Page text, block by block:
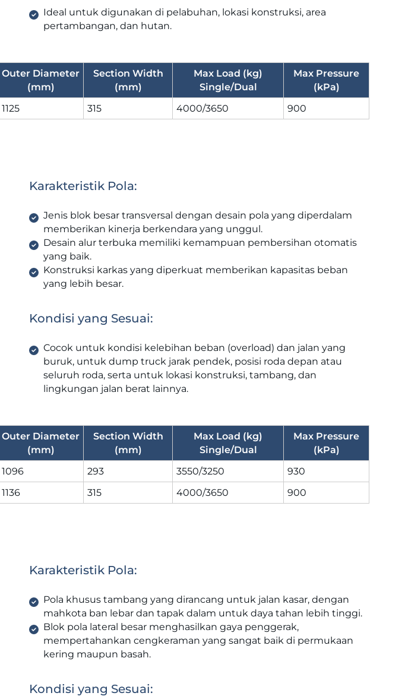
Ideal untuk digunakan di pelabuhan, lokasi konstruksi, area
pertambangan, dan hutan.
Outer Diameter
(mm)
Section Width
(mm)
Max Load (kg)
Single/Dual
Max Pressure
(kPa)
1125 315 4000/3650 900
Karakteristik Pola:
Jenis blok besar transversal dengan desain pola yang diperdalam
memberikan kinerja berkendara yang unggul.
Desain alur terbuka memiliki kemampuan pembersihan otomatis
yang baik.
Konstruksi karkas yang diperkuat memberikan kapasitas beban
yang lebih besar.
Kondisi yang Sesuai:
Cocok untuk kondisi kelebihan beban (overload) dan jalan yang
buruk, untuk dump truck jarak pendek, posisi roda depan atau
seluruh roda, serta untuk lokasi konstruksi, tambang, dan
lingkungan jalan berat lainnya.
Outer Diameter
(mm)
Section Width
(mm)
Max Load (kg)
Single/Dual
Max Pressure
(kPa)
1096 293 3550/3250
930
1136 315 4000/3650 900
Karakteristik Pola:
Pola khusus tambang yang dirancang untuk jalan kasar, dengan
mahkota ban lebar dan tapak dalam untuk daya tahan lebih tinggi.
Blok pola lateral besar menghasilkan gaya penggerak,
mempertahankan cengkeraman yang sangat baik di permukaan
kering maupun basah.
Kondisi yang Sesuai: